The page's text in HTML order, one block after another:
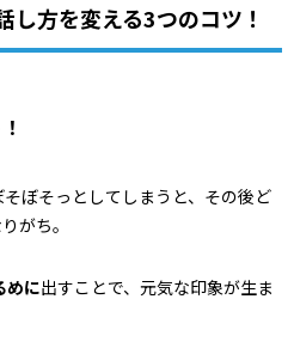
し方を変える3つのコツ！
ぼそっとしてしまうと、その後ど
がち。
めに出すことで、元気な印象が生ま